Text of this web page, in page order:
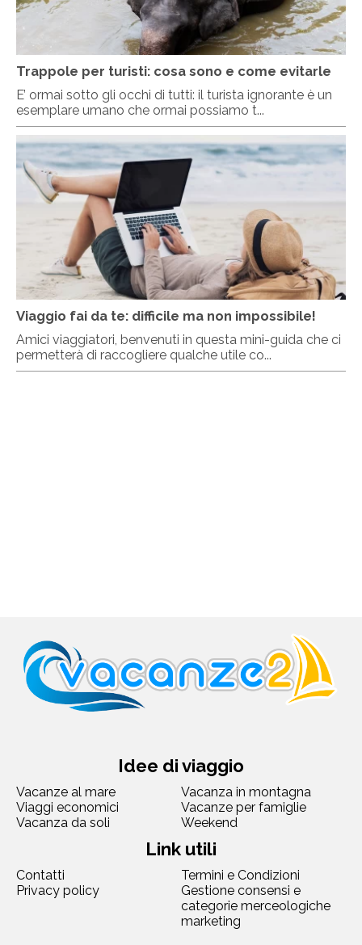
Trappole per turisti: cosa sono e come evitarle
E’ ormai sotto gli occhi di tutti: il turista ignorante è un
esemplare umano che ormai possiamo t...
Viaggio fai da te: difficile ma non impossibile!
Amici viaggiatori, benvenuti in questa mini-guida che ci
permetterà di raccogliere qualche utile co...
Idee di viaggio
Vacanze al mare
Vacanza in montagna
Viaggi economici
Vacanze per famiglie
Vacanza da soli
Weekend
Link utili
Contatti
Termini e Condizioni
Privacy policy
Gestione consensi e
categorie merceologiche
marketing